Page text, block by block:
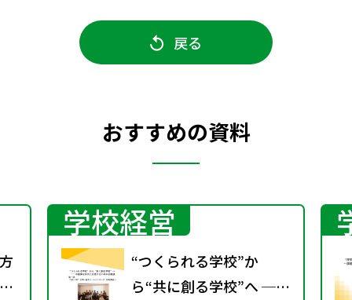
戻る
おすすめの資料
学校経営
“つくられる学校”か
ら“共に創る学校”へ ──